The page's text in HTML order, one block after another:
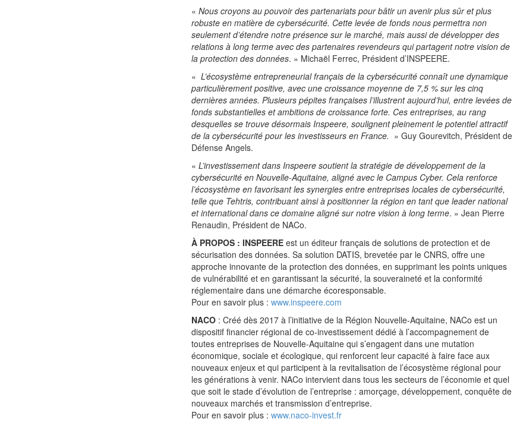
« Nous croyons au pouvoir des partenariats pour bâtir un avenir plus sûr et plus
robuste en matière de cybersécurité. Cette levée de fonds nous permettra non
seulement d’étendre notre présence sur le marché, mais aussi de développer des
relations à long terme avec des partenaires revendeurs qui partagent notre vision de
la protection des données. » Michaël Ferrec, Président d’INSPEERE.
« L’écosystème entrepreneurial français de la cybersécurité connaît une dynamique
particulièrement positive, avec une croissance moyenne de 7,5 % sur les cinq
dernières années. Plusieurs pépites françaises l’illustrent aujourd’hui, entre levées de
fonds substantielles et ambitions de croissance forte. Ces entreprises, au rang
desquelles se trouve désormais Inspeere, soulignent pleinement le potentiel attractif
de la cybersécurité pour les investisseurs en France. » Guy Gourevitch, Président de
Défense Angels.
« L’investissement dans Inspeere soutient la stratégie de développement de la
cybersécurité en Nouvelle-Aquitaine, aligné avec le Campus Cyber. Cela renforce
l’écosystème en favorisant les synergies entre entreprises locales de cybersécurité,
telle que Tehtris, contribuant ainsi à positionner la région en tant que leader national
et international dans ce domaine aligné sur notre vision à long terme. » Jean Pierre
Renaudin, Président de NACo.
À PROPOS : INSPEERE est un éditeur français de solutions de protection et de
sécurisation des données. Sa solution DATIS, brevetée par le CNRS, offre une
approche innovante de la protection des données, en supprimant les points uniques
de vulnérabilité et en garantissant la sécurité, la souveraineté et la conformité
réglementaire dans une démarche écoresponsable.
Pour en savoir plus : www.inspeere.com
NACO : Créé dès 2017 à l’initiative de la Région Nouvelle-Aquitaine, NACo est un
dispositif financier régional de co-investissement dédié à l’accompagnement de
toutes entreprises de Nouvelle-Aquitaine qui s’engagent dans une mutation
économique, sociale et écologique, qui renforcent leur capacité à faire face aux
nouveaux enjeux et qui participent à la revitalisation de l’écosystème régional pour
les générations à venir. NACo intervient dans tous les secteurs de l’économie et quel
que soit le stade d’évolution de l’entreprise : amorçage, développement, conquête de
nouveaux marchés et transmission d’entreprise.
Pour en savoir plus : www.naco-invest.fr